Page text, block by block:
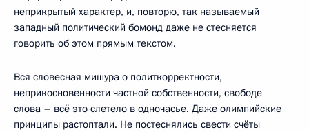
неприкрытый характер, и, повторю, так называемый
западный политический бомонд даже не стесняется
говорить об этом прямым текстом.
Вся словесная мишура о политкорректности,
неприкосновенности частной собственности, свободе
слова – всё это слетело в одночасье. Даже олимпийские
принципы растоптали. Не постеснялись свести счёты